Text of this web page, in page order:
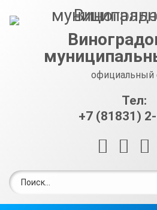
официальный
Тел:
+7 (81831)
RSS E-